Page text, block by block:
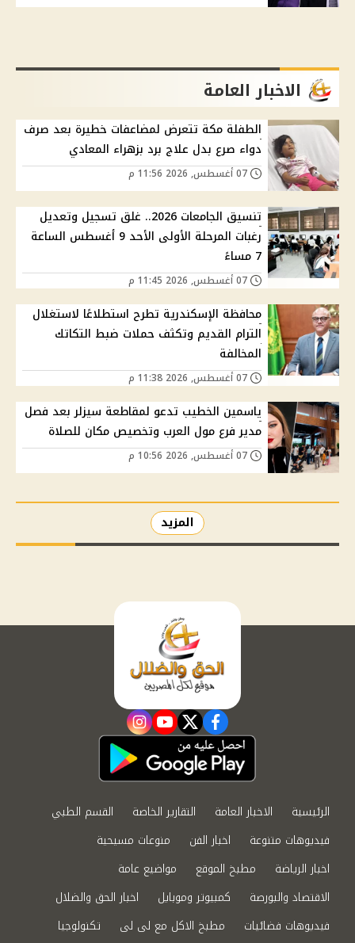
الاخبار العامة
الطفلة مكة تتعرض لمضاعفات خطيرة بعد صرف
دواء صرع بدل علاج برد بزهراء المعادي
تنسيق الجامعات 2026.. غلق تسجيل وتعديل
رغبات المرحلة الأولى الأحد 9 أغسطس الساعة
7 مساءً
محافظة الإسكندرية تطرح استطلاعًا لاستغلال
الترام القديم وتكثف حملات ضبط التكاتك
المخالفة
ياسمين الخطيب تدعو لمقاطعة سيزلر بعد فصل
مدير فرع مول العرب وتخصيص مكان للصلاة
المزيد
facebook
twitter
youtube
instagram
الرئيسية الاخبار العامة التقارير الخاصة
القسم الطبي
فيديوهات متنوعة
اخبار الفن
منوعات مسيحية
اخبار الرياضة
مطبخ الموقع
مواضيع عامة
الاقتصاد والبورصة
كمبيوتر وموبايل
اخبار الحق والضلال
فيديوهات فضائيات
مطبخ الاكل مع لى لى تكنولوجيا